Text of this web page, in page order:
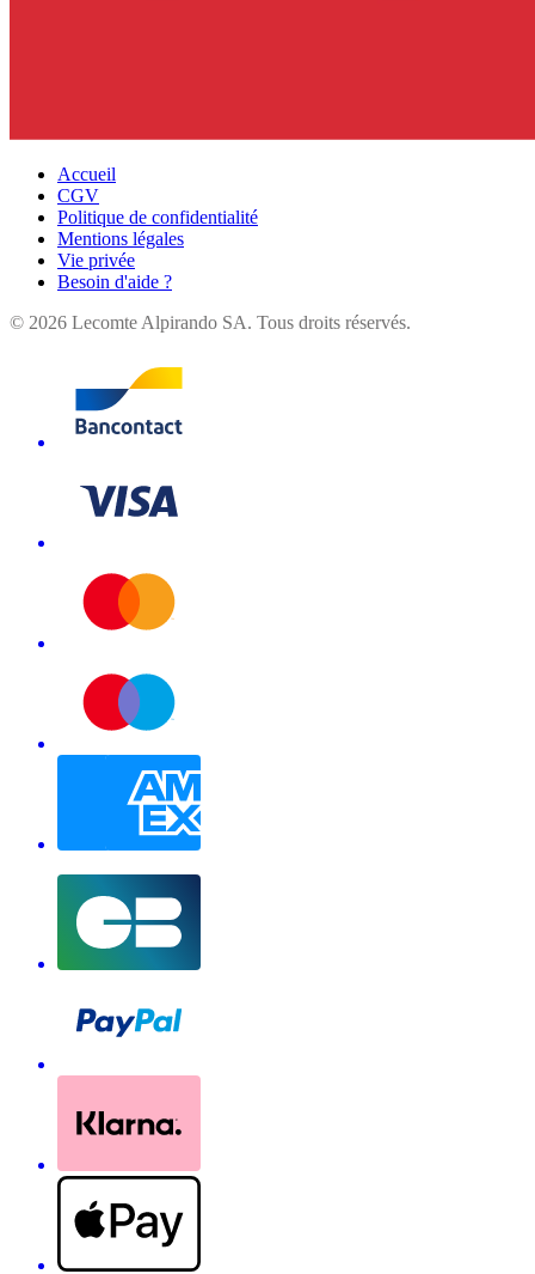
Accueil
CGV
Politique de confidentialité
Mentions légales
Vie privée
Besoin d'aide ?
© 2026 Lecomte Alpirando SA. Tous droits réservés.